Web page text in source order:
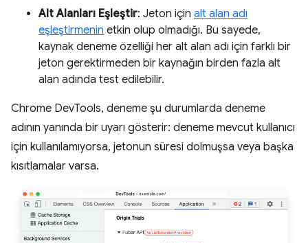
Alt Alanları Eşleştir: Jeton için alt alan adı
eşleştirmenin etkin olup olmadığı. Bu sayede,
kaynak deneme özelliği her alt alan adı için farklı bir
jeton gerektirmeden bir kaynağın birden fazla alt
alan adında test edilebilir.
Chrome DevTools, deneme şu durumlarda deneme
adının yanında bir uyarı gösterir: deneme mevcut kullanıcı
için kullanılamıyorsa, jetonun süresi dolmuşsa veya başka
kısıtlamalar varsa.